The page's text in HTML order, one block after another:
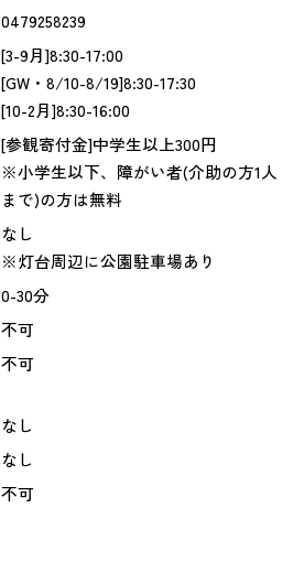
0479258239
[3-9月]8:30-17:00
[GW・8/10-8/19]8:30-17:30
[10-2月]8:30-16:00
[参観寄付金]中学生以上300円
※小学生以下、障がい者(介助の方1人
まで)の方は無料
なし
※灯台周辺に公園駐車場あり
0-30分
不可
不可
なし
なし
不可